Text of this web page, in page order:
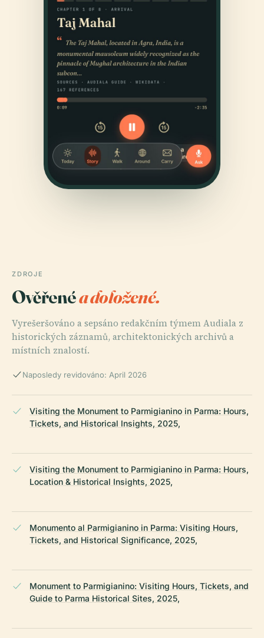
ZDROJE
Ověřenéa doložené.
Vyrešeršováno a sepsáno redakčním týmem Audiala z
historických záznamů, architektonických archivů a
místních znalostí.
Naposledy revidováno: April 2026
Visiting the Monument to Parmigianino in Parma: Hours,
Tickets, and Historical Insights, 2025,
Visiting the Monument to Parmigianino in Parma: Hours,
Location & Historical Insights, 2025,
Monumento al Parmigianino in Parma: Visiting Hours,
Tickets, and Historical Significance, 2025,
Monument to Parmigianino: Visiting Hours, Tickets, and
Guide to Parma Historical Sites, 2025,